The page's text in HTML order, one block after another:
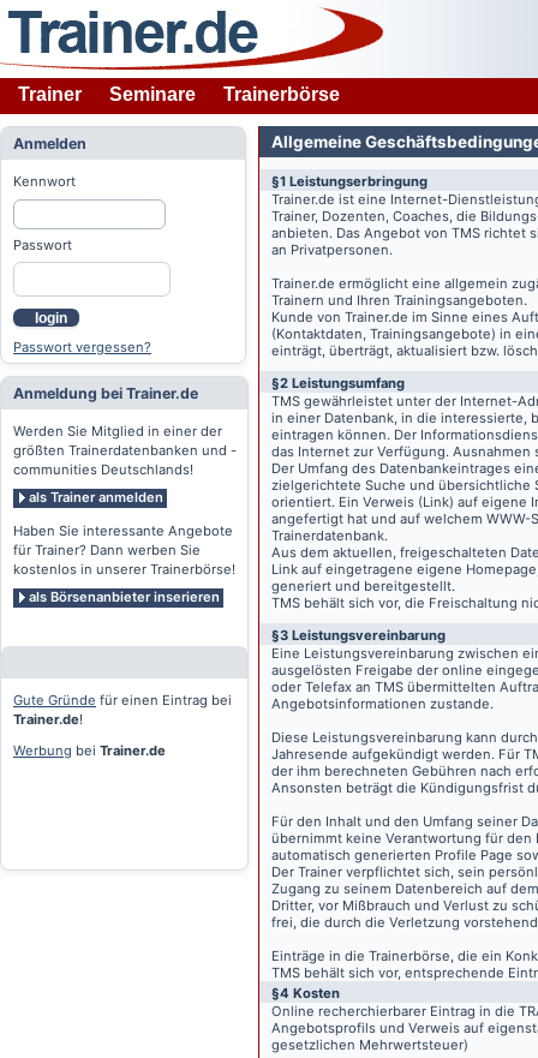
Trainer Seminare Trainerbörse
Anmelden
Kennwort
Passwort
login
Passwort vergessen?
Anmeldung bei Trainer.de
Werden Sie Mitglied in einer der
größten Trainerdatenbanken und -
communities Deutschlands!
als Trainer anmelden
Haben Sie interessante Angebote
für Trainer? Dann werben Sie
kostenlos in unserer Trainerbörse!
als Börsenanbieter inserieren
Gute Gründe für einen Eintrag bei
Trainer.de!
Werbung bei Trainer.de
Allgemeine
§1 Leistungserbringung
Trainer.de ist eine Internet-
Trainer, Dozenten, Coaches, die
anbieten. Das Angebot von TMS richtet
an Privatpersonen.
Trainer.de ermöglicht eine allgemein
Trainern und Ihren Trainingsangeboten.
Kunde von Trainer.de im Sinne eines
(Kontaktdaten, Trainingsangebote) in
einträgt, überträgt, aktualisiert bzw.
§2 Leistungsumfang
TMS gewährleistet unter der Internet-
in einer Datenbank, in die interessierte,
eintragen können. Der
das Internet zur Verfügung.
Der Umfang des Datenbankeintrages
zielgerichtete Suche und übersichtliche
orientiert. Ein Verweis (Link) auf eigene
angefertigt hat und auf welchem
Trainerdatenbank.
Aus dem aktuellen, freigeschalteten
Link auf eingetragene eigene
generiert und bereitgestellt.
TMS behält sich vor, die Freischaltung
§3 Leistungsvereinbarung
Eine Leistungsvereinbarung zwischen
ausgelösten Freigabe der online
oder Telefax an TMS übermittelten
Angebotsinformationen zustande.
Diese Leistungsvereinbarung kann
Jahresende aufgekündigt werden. Für
der ihm berechneten Gebühren nach
Ansonsten beträgt die Kündigungsfrist
Für den Inhalt und den Umfang seiner
übernimmt keine Verantwortung für den
automatisch generierten Profile Page
Der Trainer verpflichtet sich, sein
Zugang zu seinem Datenbereich auf
Dritter, vor Mißbrauch und Verlust zu
frei, die durch die Verletzung
Einträge in die Trainerbörse, die ein
TMS behält sich vor, entsprechende
§4 Kosten
Online recherchierbarer Eintrag in die
Angebotsprofils und Verweis auf
gesetzlichen Mehrwertsteuer)